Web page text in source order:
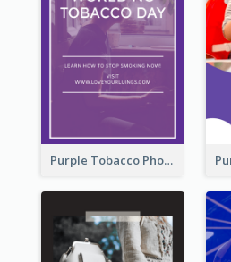
Purple Tobacco Photo No Tobacco Day Instagram Story